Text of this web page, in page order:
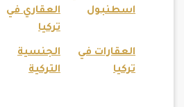
اسطنبول
العقاري في
تركيا
العقارات في
تركيا
الجنسية
التركية